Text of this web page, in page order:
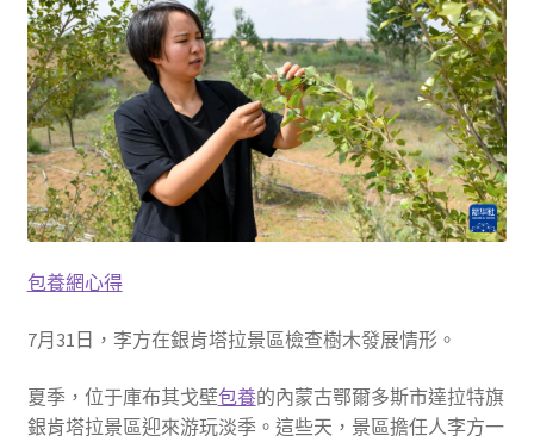
包養網心得
7月31日，李方在銀肯塔拉景區檢查樹木發展情形。
夏季，位于庫布其戈壁包養的內蒙古鄂爾多斯市達拉特旗
銀肯塔拉景區迎來游玩淡季。這些天，景區擔任人李方一